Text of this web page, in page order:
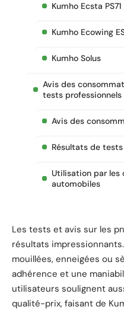
Kumho Ecsta PS71
Kumho Ecowing
Kumho Solus
Avis des
tests professionnels
Avis des
Résultats de
Utilisation par les
automobiles
Les tests et avis sur les
résultats
mouillées, enneigées ou
adhérence et une
utilisateurs soulignent
qualité-prix, faisant de